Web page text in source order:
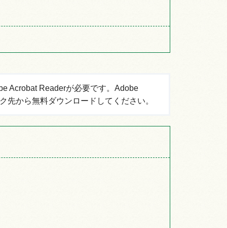
Acrobat Readerが必要です。Adobe
先から無料ダウンロードしてください。